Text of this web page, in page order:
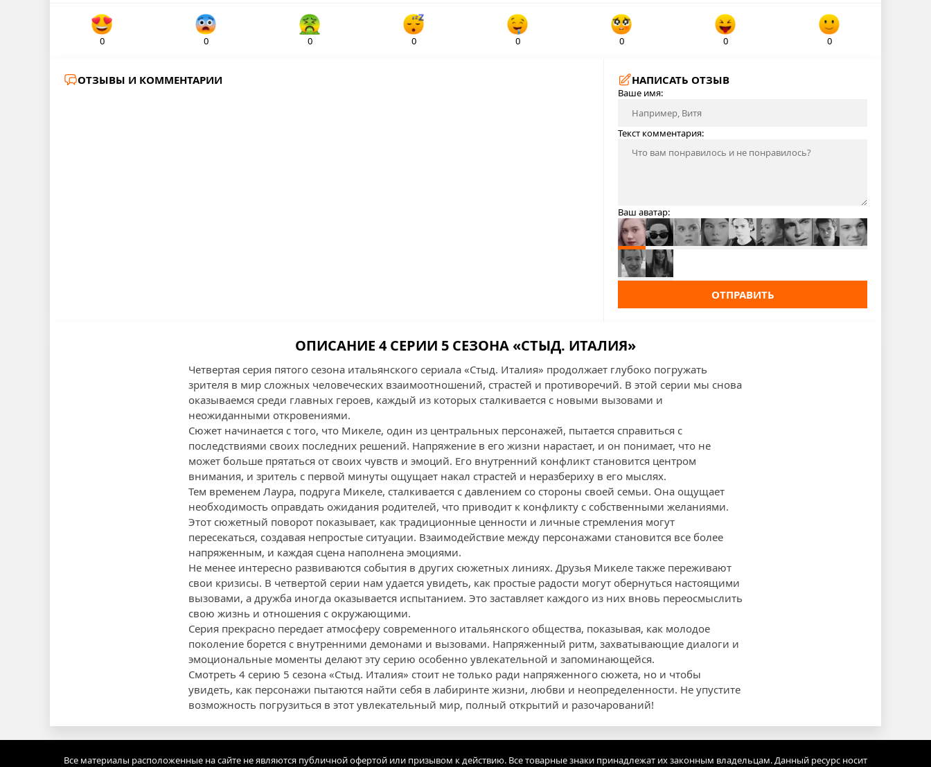
0 0 0 0 0 0 0 0
ОТЗЫВЫ И КОММЕНТАРИИ НАПИСАТЬ ОТЗЫВ
Ваше имя:
Текст комментария:
Ваш аватар:
ОТПРАВИТЬ
ОПИСАНИЕ 4 СЕРИИ 5 СЕЗОНА «СТЫД. ИТАЛИЯ»
Четвертая серия пятого сезона итальянского сериала «Стыд. Италия» продолжает глубоко погружать
зрителя в мир сложных человеческих взаимоотношений, страстей и противоречий. В этой серии мы снова
оказываемся среди главных героев, каждый из которых сталкивается с новыми вызовами и
неожиданными откровениями.
Сюжет начинается с того, что Микеле, один из центральных персонажей, пытается справиться с
последствиями своих последних решений. Напряжение в его жизни нарастает, и он понимает, что не
может больше прятаться от своих чувств и эмоций. Его внутренний конфликт становится центром
внимания, и зритель с первой минуты ощущает накал страстей и неразбериху в его мыслях.
Тем временем Лаура, подруга Микеле, сталкивается с давлением со стороны своей семьи. Она ощущает
необходимость оправдать ожидания родителей, что приводит к конфликту с собственными желаниями.
Этот сюжетный поворот показывает, как традиционные ценности и личные стремления могут
пересекаться, создавая непростые ситуации. Взаимодействие между персонажами становится все более
напряженным, и каждая сцена наполнена эмоциями.
Не менее интересно развиваются события в других сюжетных линиях. Друзья Микеле также переживают
свои кризисы. В четвертой серии нам удается увидеть, как простые радости могут обернуться настоящими
вызовами, а дружба иногда оказывается испытанием. Это заставляет каждого из них вновь переосмыслить
свою жизнь и отношения с окружающими.
Серия прекрасно передает атмосферу современного итальянского общества, показывая, как молодое
поколение борется с внутренними демонами и вызовами. Напряженный ритм, захватывающие диалоги и
эмоциональные моменты делают эту серию особенно увлекательной и запоминающейся.
Смотреть 4 серию 5 сезона «Стыд. Италия» стоит не только ради напряженного сюжета, но и чтобы
увидеть, как персонажи пытаются найти себя в лабиринте жизни, любви и неопределенности. Не упустите
возможность погрузиться в этот увлекательный мир, полный открытий и разочарований!
Все материалы расположенные на сайте не являются публичной офертой или призывом к действию. Все товарные знаки принадлежат их законным владельцам. Данный ресурс носит